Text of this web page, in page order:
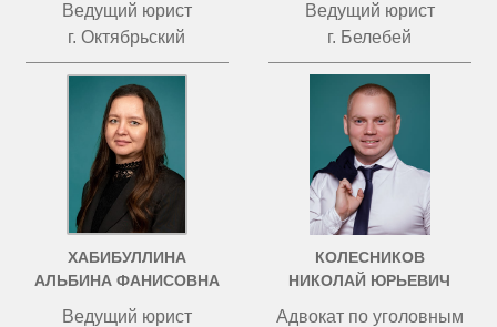
Ведущий юрист
г. Октябрьский
Ведущий юрист
г. Белебей
ХАБИБУЛЛИНА
АЛЬБИНА ФАНИСОВНА
Ведущий юрист
КОЛЕСНИКОВ
НИКОЛАЙ ЮРЬЕВИЧ
Адвокат по уголовным